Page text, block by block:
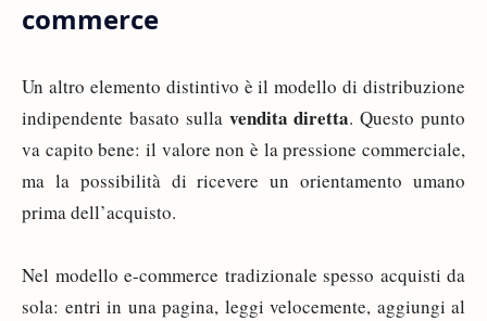
commerce
Un altro elemento distintivo è il modello di distribuzione
indipendente basato sulla vendita diretta. Questo punto
va capito bene: il valore non è la pressione commerciale,
ma la possibilità di ricevere un orientamento umano
prima dell’acquisto.
Nel modello e-commerce tradizionale spesso acquisti da
sola: entri in una pagina, leggi velocemente, aggiungi al